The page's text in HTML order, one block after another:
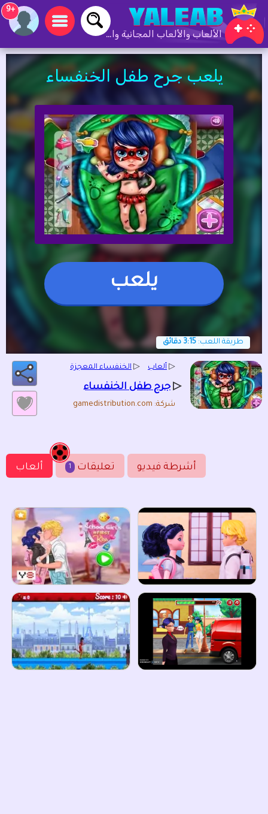
الألعاب والألعاب المجانية والألعاب عبر الإنترنت
+9
يلعب جرح طفل الخنفساء
يلعب
طريقة اللعب: 3:15 دقائق
▷ ألعاب ▷ الخنفساء المعجزة
▷ جرح طفل الخنفساء
شركة: gamedistribution.com
ألعاب 1 تعليقات أشرطة فيديو